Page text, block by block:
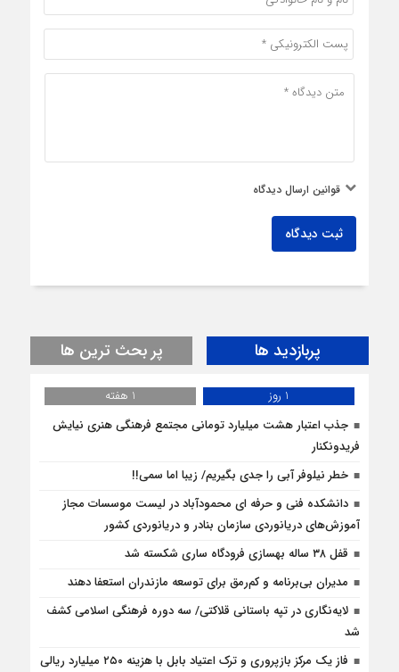
قوانین ارسال دیدگاه
ثبت دیدگاه
پربازدید ها پر بحث ترین ها
1 روز
1 هفته
جذب اعتبار هشت میلیارد تومانی مجتمع فرهنگی هنری نیایش
فریدونکنار
خطر نیلوفر آبی را جدی بگیریم/ زیبا اما سمی!!
دانشکده فنی و حرفه ای محمودآباد در لیست موسسات مجاز
آموزش‌های دریانوردی سازمان بنادر و دریانوردی کشور
قفل ۳۸ ساله بهسازی فرودگاه ساری شکسته شد
مدیران بی‌برنامه و کم‌رمق برای توسعه مازندران استعفا دهند
لایه‌نگاری در تپه باستانی قلاکتی/ سه دوره فرهنگی اسلامی کشف
شد
فاز یک مرکز بازپروری و ترک اعتیاد بابل با هزینه ۲۵۰ میلیارد ریالی